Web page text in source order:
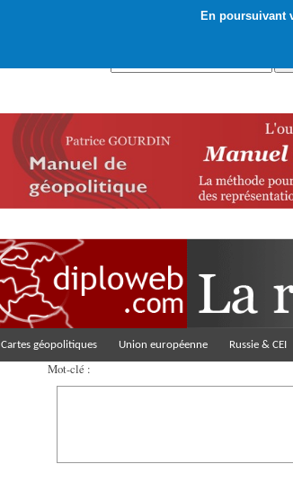
En poursuivant
Cartes géopolitiques Union européenne Russie & CEI
Mot-clé :